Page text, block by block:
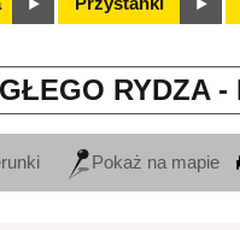
RYDZA -
Pokaż na mapie